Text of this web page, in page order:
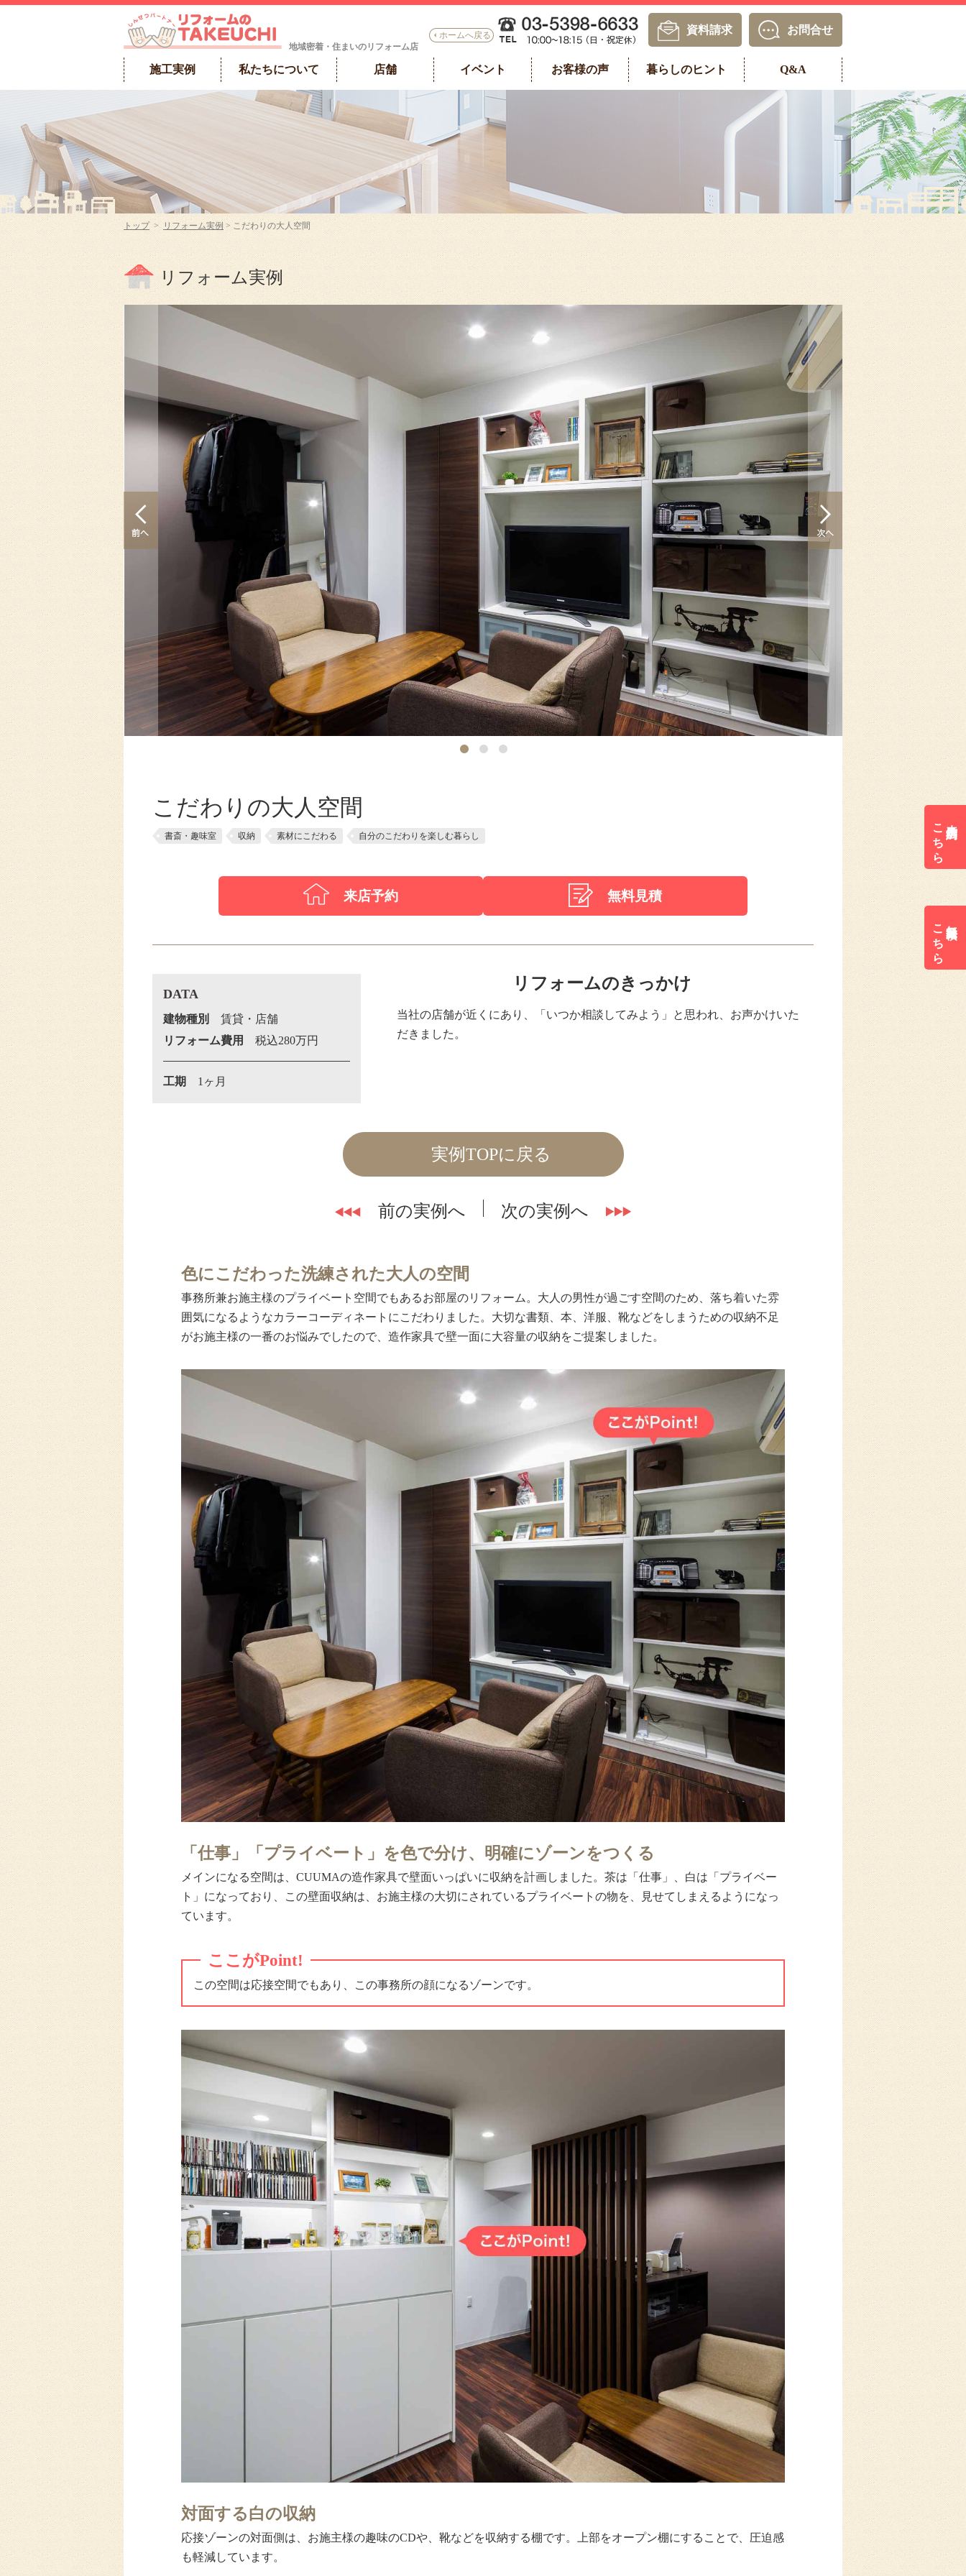
地域密着・住まいのリフォーム店
ホームへ戻る 資料請求 お問合せ
施工実例 私たちについて 店舗 イベント お客様の声 暮らしのヒント Q&A
来店予約は
こちら
無料見積は
こちら
トップ> リフォーム実例 > こだわりの大人空間
リフォーム実例
こだわりの大人空間
書斎・趣味室 収納 素材にこだわる 自分のこだわりを楽しむ暮らし
来店予約 無料見積
リフォームのきっかけ
当社の店舗が近くにあり、「いつか相談してみよう」と思われ、お声かけいた
だきました。
DATA
建物種別
賃貸・店舗
リフォーム費用
税込280万円
工期 1ヶ月
実例TOPに戻る
前の実例へ 次の実例へ
色にこだわった洗練された大人の空間
事務所兼お施主様のプライベート空間でもあるお部屋のリフォーム。大人の男性が過ごす空間のため、落ち着いた雰
囲気になるようなカラーコーディネートにこだわりました。大切な書類、本、洋服、靴などをしまうための収納不足
がお施主様の一番のお悩みでしたので、造作家具で壁一面に大容量の収納をご提案しました。
「仕事」「プライベート」を色で分け、明確にゾーンをつくる
メインになる空間は、CUUMAの造作家具で壁面いっぱいに収納を計画しました。茶は「仕事」、白は「プライベー
ト」になっており、この壁面収納は、お施主様の大切にされているプライベートの物を、見せてしまえるようになっ
ています。
ここがPoint!
この空間は応接空間でもあり、この事務所の顔になるゾーンです。
対面する白の収納
応接ゾーンの対面側は、お施主様の趣味のCDや、靴などを収納する棚です。上部をオープン棚にすることで、圧迫感
も軽減しています。